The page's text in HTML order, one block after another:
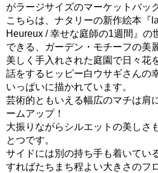
がラージサイズのマーケットバッ
こちらは、ナタリーの新作絵本『
Heureux / 幸せな庭師の1週間』の
できる、ガーデン・モチーフの美
美しく手入れされた庭園で日々花
話をするヒッピー白ウサギさんの
いっぱいに描かれています。
芸術的ともいえる幅広のマチは肩
ームアップ！
大振りながらシルエットの美しさ
とつです。
サイドには別の持ち手も着いてい
すればたちまち程よい大きさのフ